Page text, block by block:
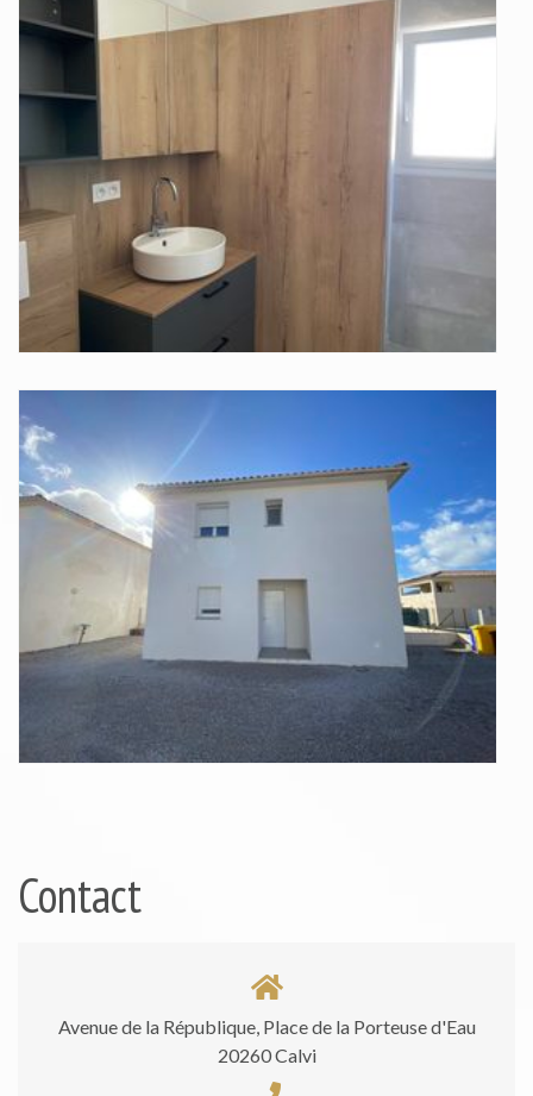
Contact
Avenue de la République, Place de la Porteuse d'Eau
20260 Calvi